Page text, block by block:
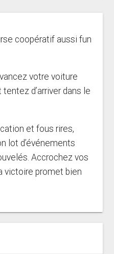
coopératif aussi fun
votre voiture
d’arriver dans le
et fous rires,
lot d’événements
Accrochez vos
victoire promet bien